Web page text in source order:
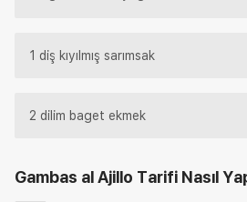
1 diş kıyılmış sarımsak
2 dilim baget ekmek
Gambas al Ajillo Tarifi Nasıl